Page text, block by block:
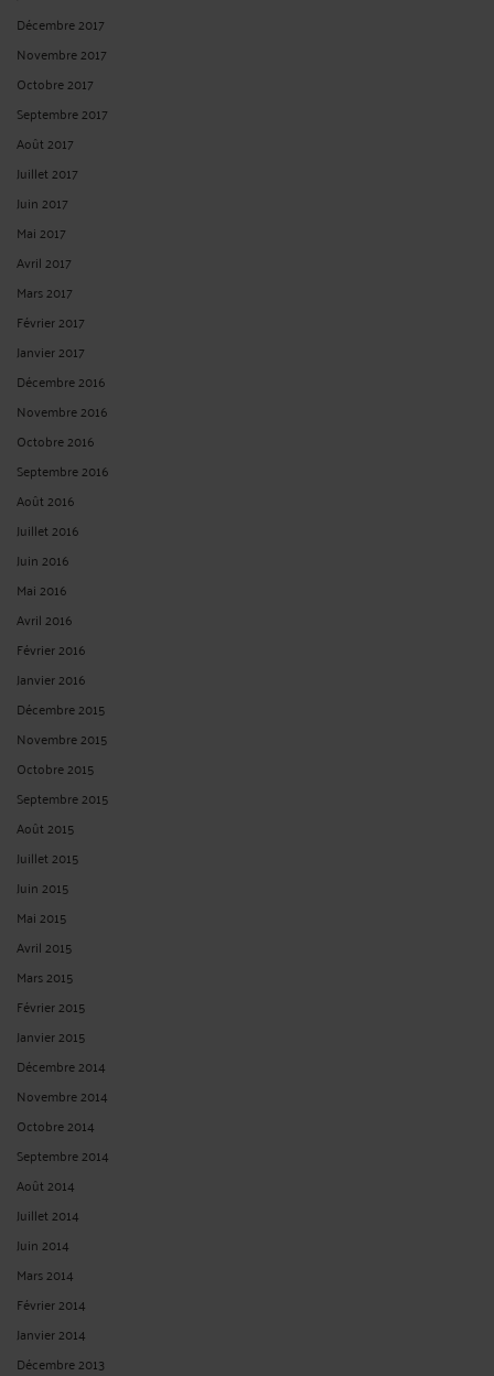
Décembre 2017
Novembre 2017
Octobre 2017
Septembre 2017
Août 2017
Juillet 2017
Juin 2017
Mai 2017
Avril 2017
Mars 2017
Février 2017
Janvier 2017
Décembre 2016
Novembre 2016
Octobre 2016
Septembre 2016
Août 2016
Juillet 2016
Juin 2016
Mai 2016
Avril 2016
Février 2016
Janvier 2016
Décembre 2015
Novembre 2015
Octobre 2015
Septembre 2015
Août 2015
Juillet 2015
Juin 2015
Mai 2015
Avril 2015
Mars 2015
Février 2015
Janvier 2015
Décembre 2014
Novembre 2014
Octobre 2014
Septembre 2014
Août 2014
Juillet 2014
Juin 2014
Mars 2014
Février 2014
Janvier 2014
Décembre 2013